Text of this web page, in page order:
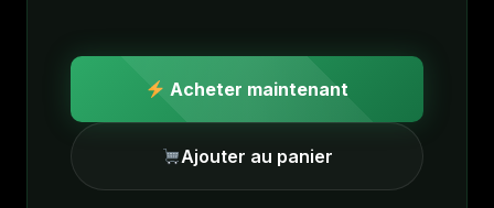
Acheter maintenant
Ajouter au panier